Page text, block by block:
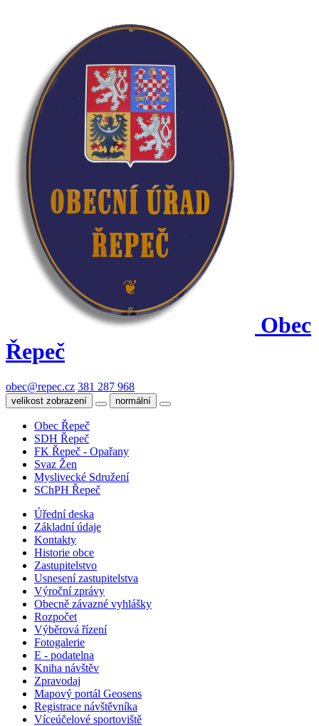
Obec
Řepeč
obec@repec.cz 381 287 968
velikost zobrazení normální
Obec Řepeč
SDH Řepeč
FK Řepeč - Opařany
Svaz Žen
Myslivecké Sdružení
SChPH Řepeč
Úřední deska
Základní údaje
Kontakty
Historie obce
Zastupitelstvo
Usnesení zastupitelstva
Výroční zprávy
Obecně závazné vyhlášky
Rozpočet
Výběrová řízení
Fotogalerie
E - podatelna
Kniha návštěv
Zpravodaj
Mapový portál Geosens
Registrace návštěvníka
Víceúčelové sportoviště